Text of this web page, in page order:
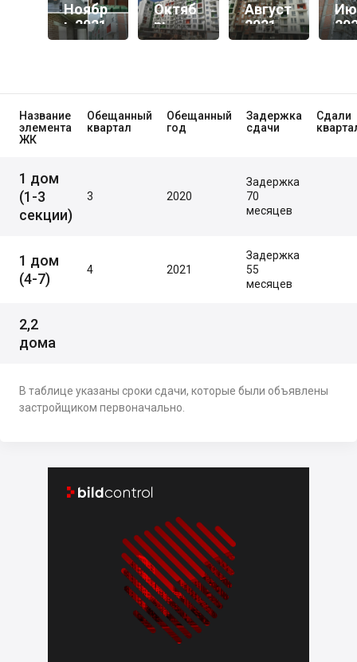
Ноябр
Ь 2021
Октяб
Рь
2021
Август
2021
Название
элемента
ЖК
Обещанный
квартал
Обещанный
год
Задержка
сдачи
Сдали
1 дом
(1-3
секции)
3 2020
Задержка
70
месяцев
1 дом
(4-7)
4 2021
Задержка
55
месяцев
2,2
дома
В таблице указаны сроки сдачи, которые были объявлены
застройщиком первоначально.
 